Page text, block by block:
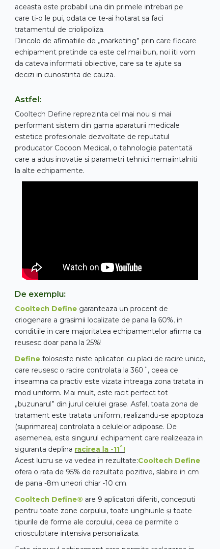
aceasta este probabil una din primele intrebari pe
care ti-o le pui, odata ce te-ai hotarat sa faci
tratamentul de criolipoliza.
Dincolo de afimatiile de „marketing” prin care fiecare
echipament pretinde ca este cel mai bun, noi iti vom
da cateva informatii obiective, care sa te ajute sa
decizi in cunostinta de cauza.
Astfel:
Cooltech Define reprezinta cel mai nou si mai
performant sistem din gama aparaturii medicale
estetice profesionale dezvoltate de reputatul
producator Cocoon Medical, o tehnologie patentată
care a adus inovatie si parametri tehnici nemaiintalniti
la alte echipamente.
De exemplu:
Cooltech Define garanteaza un procent de
criogenare a grasimii localizate de pana la 60%, in
conditiile in care majoritatea echipamentelor afirma ca
reusesc doar pana la 25%!
Define foloseste niste aplicatori cu placi de racire unice,
care reusesc o racire controlata la 360˚, ceea ce
inseamna ca practiv este vizata intreaga zona tratata in
mod uniform. Mai mult, este racit perfect tot
„buzunarul” din jurul celulei grase. Asfel, toata zona de
tratament este tratata uniform, realizandu-se apoptoza
(suprimarea) controlata a celulelor adipoase. De
asemenea, este singurul echipament care realizeaza in
siguranta deplina racirea la -11˚!
Acest lucru se va vedea in rezultate:Cooltech Define
ofera o rata de 95% de rezultate pozitive, slabire in cm
de pana -8m uneori chiar -10 cm.
Cooltech Define® are 9 aplicatori diferiti, conceputi
pentru toate zone corpului, toate unghiurile și toate
tipurile de forme ale corpului, ceea ce permite o
criosculptare intensiva personalizata.